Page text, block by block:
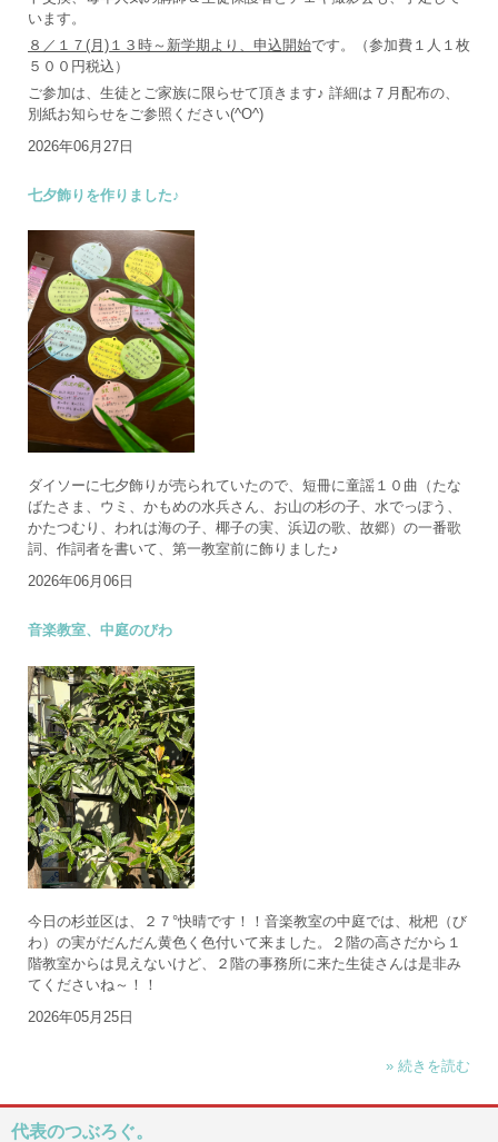
います。
８／１７(月)１３時～新学期より、申込開始です。（参加費１人１枚
５００円税込）
ご参加は、生徒とご家族に限らせて頂きます♪ 詳細は７月配布の、
別紙お知らせをご参照ください(^O^)
2026年06月27日
七夕飾りを作りました♪
ダイソーに七夕飾りが売られていたので、短冊に童謡１０曲（たな
ばたさま、ウミ、かもめの水兵さん、お山の杉の子、水でっぽう、
かたつむり、われは海の子、椰子の実、浜辺の歌、故郷）の一番歌
詞、作詞者を書いて、第一教室前に飾りました♪
2026年06月06日
音楽教室、中庭のびわ
今日の杉並区は、２７°快晴です！！音楽教室の中庭では、枇杷（び
わ）の実がだんだん黄色く色付いて来ました。２階の高さだから１
階教室からは見えないけど、２階の事務所に来た生徒さんは是非み
てくださいね～！！
2026年05月25日
» 続きを読む
代表のつぶろぐ。